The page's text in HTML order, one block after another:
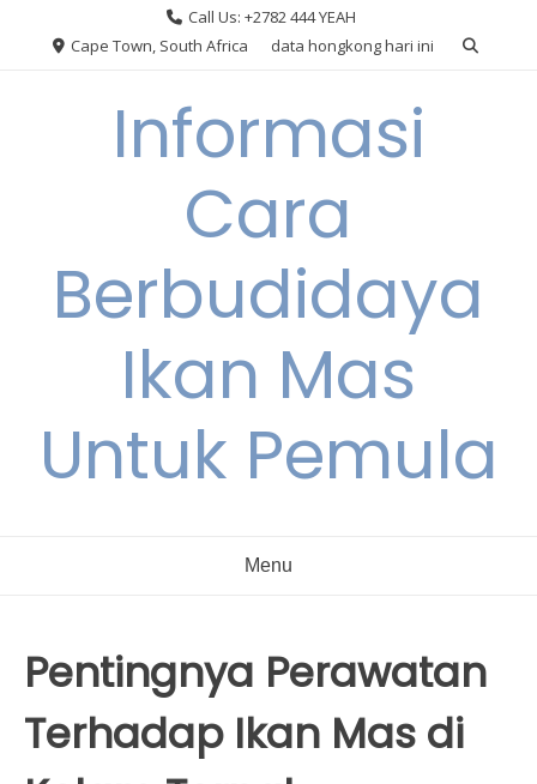
Call Us: +2782 444 YEAH
Cape Town, South Africa
data hongkong hari ini
Informasi
Cara
Berbudidaya
Ikan Mas
Untuk Pemula
Menu
Pentingnya Perawatan
Terhadap Ikan Mas di